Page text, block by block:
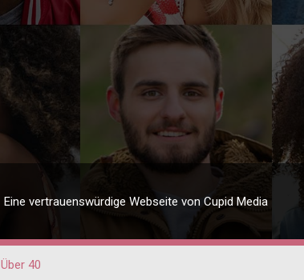
Eine vertrauenswürdige Webseite von Cupid Media
Über 40